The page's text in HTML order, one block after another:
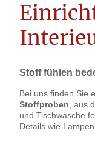
Stoff fühlen
Bei uns finden Sie
Stoffproben , aus
und Tischwäsche
Details wie